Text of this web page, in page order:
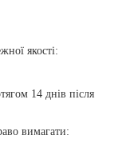
якості:
14 днів після
вимагати: